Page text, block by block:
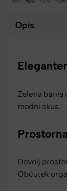
Opis
Zelena barva
modni okus.
Dovolj
Občutek